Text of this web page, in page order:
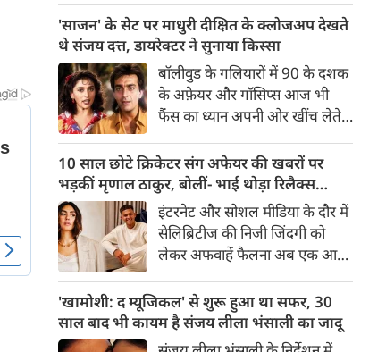
का किरदार निभाकर घर-घर में अपनी
खास पहचान बनाने वाली एक्ट्रेस
महिमा मकवाना की हर तरफ तारीफ
हो रही है। लेकिन पर्दे पर अपनी
अदाकारी और खूबसूरती से सभी का
दिल जीतने वाली महिमा का असल
ज़िंदगी का सफर आसान नहीं रहा है।
'साजन' के सेट पर माधुरी दीक्षित के क्लोजअप देखते
थे संजय दत्त, डायरेक्टर ने सुनाया किस्सा
बॉलीवुड के गलियारों में 90 के दशक
के अफ़ेयर और गॉसिप्स आज भी
फैंस का ध्यान अपनी ओर खींच लेते
फिल्म 'साजन' ने सिर्फ़ बॉक्स ऑफ़िस
के रिकॉर्ड ही नहीं तोड़े, बल्कि संजय
दत्त और माधुरी दीक्षित की जोड़ी को
रातों-रात इंडस्ट्री की सबसे हॉट और
चर्चित जोड़ियों में शुमार कर दिया।
10 साल छोटे क्रिकेटर संग अफेयर की खबरों पर
भड़कीं मृणाल ठाकुर, बोलीं- भाई थोड़ा रिलैक्स
करो...
इंटरनेट और सोशल मीडिया के दौर में
सेलिब्रिटीज की निजी जिंदगी को
लेकर अफवाहें फैलना अब एक आम
साउथ सिनेमा की मशहूर अभिनेत्री
मृणाल ठाकुर इन झूठी खबरों को
चुपचाप सहने के मूड में बिल्कुल नहीं
'खामोशी: द म्यूजिकल' से शुरू हुआ था सफर, 30
साल बाद भी कायम है संजय लीला भंसाली का जादू